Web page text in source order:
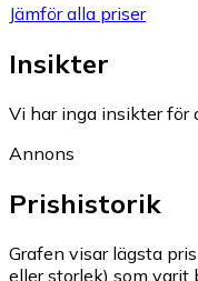
Jämför alla priser
Insikter
Vi har inga insikter för
Annons
Prishistorik
Grafen visar lägsta
eller storlek) som varit